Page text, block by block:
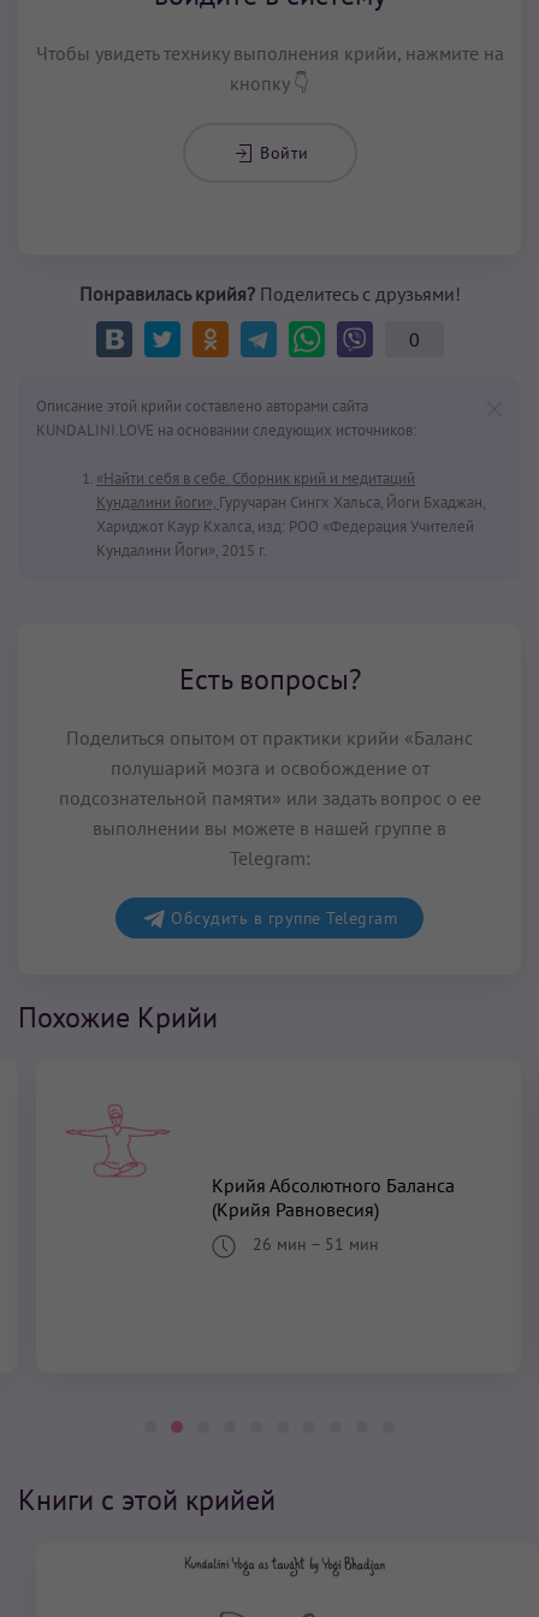
Чтобы увидеть технику выполнения крийи, нажмите на
кнопку 👇
Войти
Понравилась крийя?Поделитесь с друзьями!
0
Описание этой крийи составлено авторами сайта
KUNDALINI.LOVE на основании следующих источников:
«Найти себя в себе. Сборник крий и медитаций
Кундалини йоги», Гуручаран Сингх Хальса, Йоги Бхаджан,
Хариджот Каур Кхалса, изд: РОО «Федерация Учителей
Кундалини Йоги», 2015 г.
Есть вопросы?
Поделиться опытом от практики крийи «Баланс
полушарий мозга и освобождение от
подсознательной памяти» или задать вопрос о ее
выполнении вы можете в нашей группе в
Telegram:
Обсудить в группе Telegram
Похожие Крийи
Крийя Абсолютного Баланса
(Крийя Равновесия)
26 мин – 51 мин
Книги с этой крийей